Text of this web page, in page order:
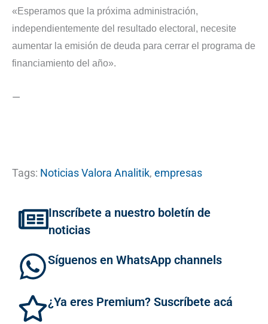
«Esperamos que la próxima administración,
independientemente del resultado electoral, necesite
aumentar la emisión de deuda para cerrar el programa de
financiamiento del año».
—
Tags: Noticias Valora Analitik, empresas
Inscríbete a nuestro boletín de
noticias
Síguenos en WhatsApp channels
¿Ya eres Premium? Suscríbete acá